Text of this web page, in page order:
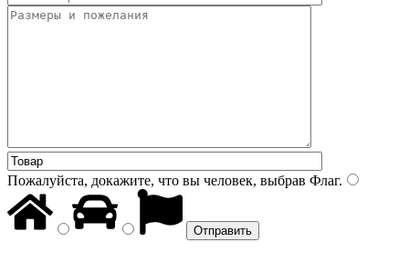
Пожалуйста, докажите, что вы человек, выбрав Флаг.